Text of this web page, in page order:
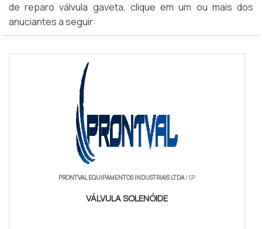
de reparo válvula gaveta, clique em um ou mais dos
anuciantes a seguir:
PRONTVAL EQUIPAMENTOS INDUSTRIAIS LTDA/ SP
VÁLVULA SOLENÓIDE